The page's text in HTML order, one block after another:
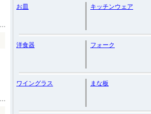
お皿 キッチンウェア
洋食器 フォーク
ワイングラス まな板